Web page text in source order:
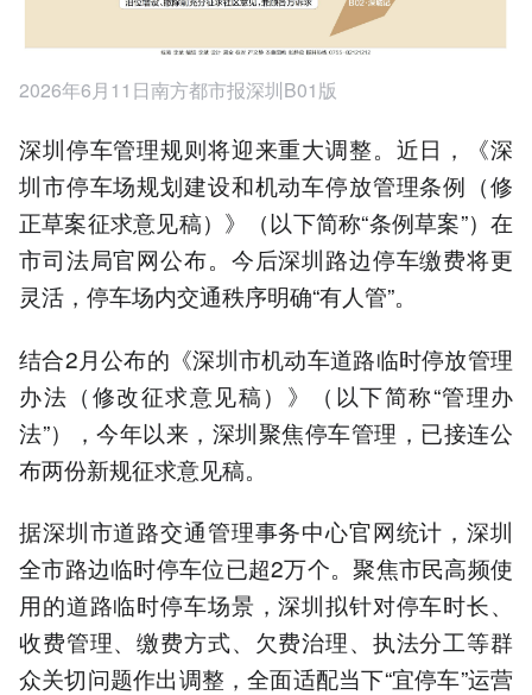
2026年6月11日南方都市报深圳B01版
深圳停车管理规则将迎来重大调整。近日，《深
圳市停车场规划建设和机动车停放管理条例（修
正草案征求意见稿）》（以下简称“条例草案”）在
市司法局官网公布。今后深圳路边停车缴费将更
灵活，停车场内交通秩序明确“有人管”。
结合2月公布的《深圳市机动车道路临时停放管理
办法（修改征求意见稿）》（以下简称“管理办
法”），今年以来，深圳聚焦停车管理，已接连公
布两份新规征求意见稿。
据深圳市道路交通管理事务中心官网统计，深圳
全市路边临时停车位已超2万个。聚焦市民高频使
用的道路临时停车场景，深圳拟针对停车时长、
收费管理、缴费方式、欠费治理、执法分工等群
众关切问题作出调整，全面适配当下“宜停车”运营